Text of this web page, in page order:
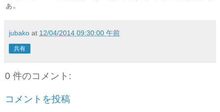
ぁ。
jubako at 12/04/2014 09:30:00 午前
共有
0 件のコメント:
コメントを投稿